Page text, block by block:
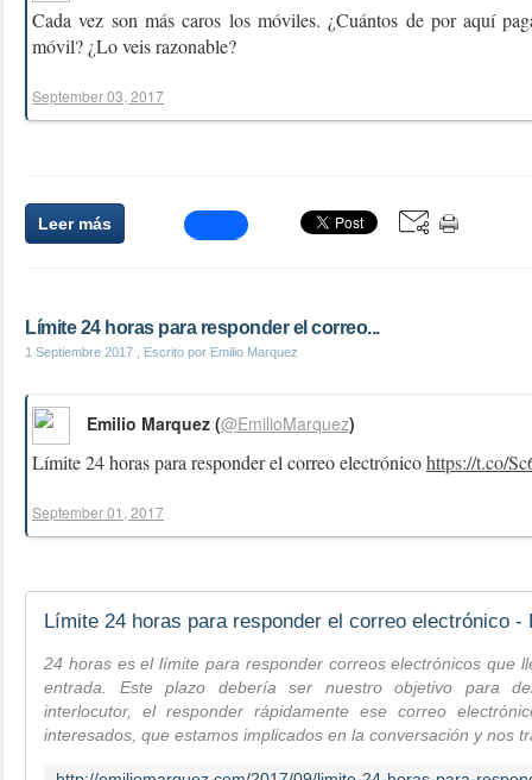
Cada vez son más caros los móviles. ¿Cuántos de por aquí
móvil? ¿Lo veis razonable?
September 03, 2017
Leer más
Límite 24 horas para responder el correo...
1 Septiembre 2017 , Escrito por Emilio Marquez
Límite 24 horas para responder el correo electrónicohttps://t.co/
Emilio Marquez (@EmilioMarquez)
September 01, 2017
Límite 24 horas para responder el correo electrónico -
24 horas es el límite para responder correos electrónicos que
entrada. Este plazo debería ser nuestro objetivo para
interlocutor, el responder rápidamente ese correo
interesados, que estamos implicados en la conversación y nos